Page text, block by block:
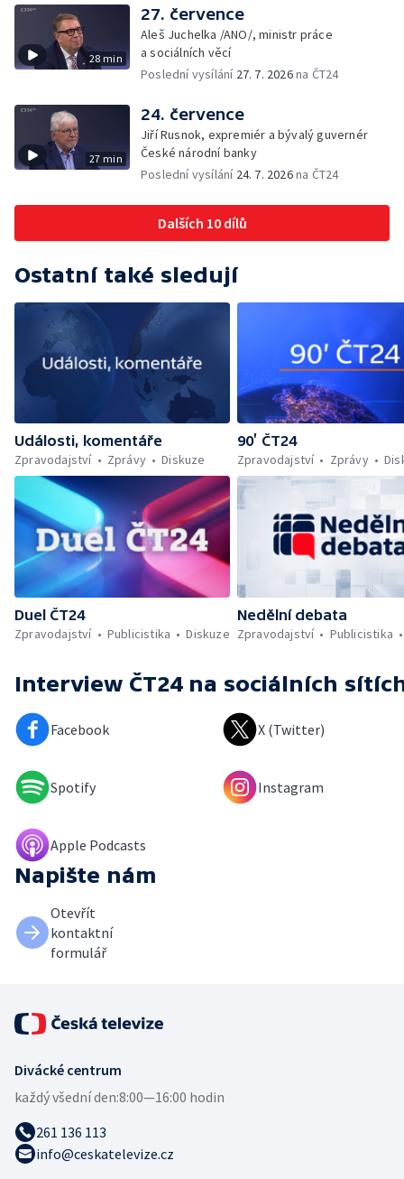
28 min
27. července
Aleš Juchelka /ANO/, ministr práce
a sociálních věcí
Poslední vysílání 27. 7. 2026na ČT24
27 min
24. července
Jiří Rusnok, expremiér a bývalý guvernér
České národní banky
Poslední vysílání 24. 7. 2026na ČT24
Dalších 10 dílů
Ostatní také sledují
Události, komentáře
Zpravodajství
Zprávy Diskuze
90’ ČT24
Zpravodajství
Zprávy
Duel ČT24
Zpravodajství
Publicistika Diskuze
Nedělní debata
Zpravodajství
Publicistika
Interview ČT24 na sociálních
Facebook X (Twitter)
Spotify Instagram
Apple Podcasts
Napište nám
Otevřít
kontaktní
formulář
Divácké centrum
každý všední den:8:00—16:00 hodin
261 136 113
info@ceskatelevize.cz